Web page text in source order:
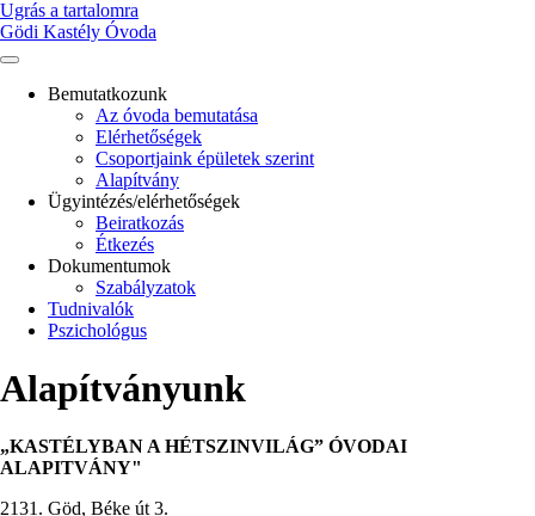
Ugrás a tartalomra
Gödi Kastély Óvoda
Bemutatkozunk
Az óvoda bemutatása
Elérhetőségek
Csoportjaink épületek szerint
Alapítvány
Ügyintézés/elérhetőségek
Beiratkozás
Étkezés
Dokumentumok
Szabályzatok
Tudnivalók
Pszichológus
Alapítványunk
„KASTÉLYBAN A HÉTSZINVILÁG” ÓVODAI
ALAPITVÁNY"
2131. Göd, Béke út 3.